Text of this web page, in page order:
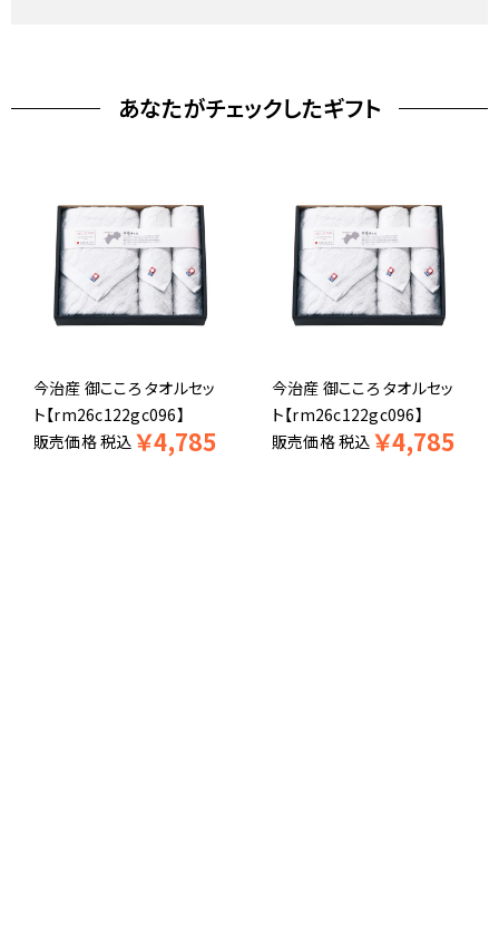
あなたがチェックしたギフト
今治産 御こころ タオルセッ
ト【rm26c122gc096】
販売価格税込 ￥4,785
今治産 御こころ タオルセッ
ト【rm26c122gc096】
販売価格税込 ￥4,785